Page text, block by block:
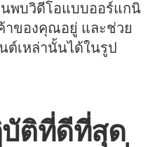
พบวิดีโอแบบออร์แกนิ
าของคุณอยู่ และช่วย
เหล่านั้นได้ในรูป
ติที่ดีที่สุด